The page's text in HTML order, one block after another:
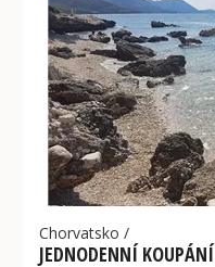
Chorvatsko /
JEDNODENNÍ KOUPÁNÍ